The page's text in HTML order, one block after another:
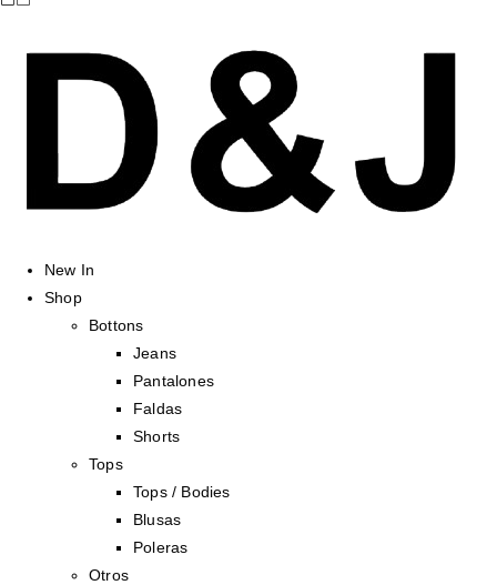
New In
Shop
Bottons
Jeans
Pantalones
Faldas
Shorts
Tops
Tops / Bodies
Blusas
Poleras
Otros